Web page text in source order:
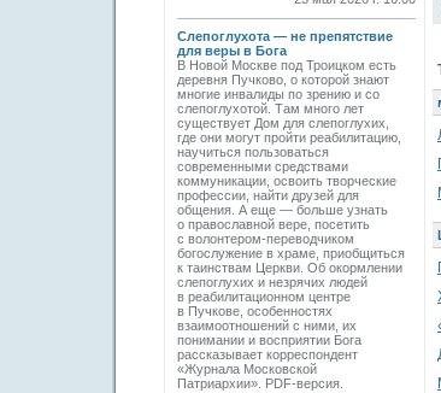
Слепоглухота — не препятствие
для веры в Бога
В Новой Москве под Троицком есть
деревня Пучково, о которой знают
многие инвалиды по зрению и со
слепоглухотой. Там много лет
существует Дом для слепоглухих,
где они могут пройти реабилитацию,
научиться пользоваться
современными средствами
коммуникации, освоить творческие
профессии, найти друзей для
общения. А еще — больше узнать
о православной вере, посетить
с волонтером-переводчиком
богослужение в храме, приобщиться
к таинствам Церкви. Об окормлении
слепоглухих и незрячих людей
в реабилитационном центре
в Пучкове, особенностях
взаимоотношений с ними, их
понимании и восприятии Бога
рассказывает корреспондент
«Журнала Московской
Патриархии». PDF-версия.